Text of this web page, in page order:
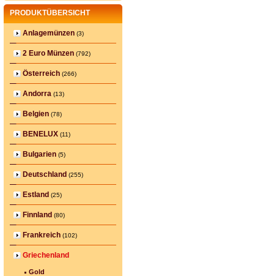
PRODUKTÜBERSICHT
Anlagemünzen (3)
2 Euro Münzen (792)
Österreich (266)
Andorra (13)
Belgien (78)
BENELUX (11)
Bulgarien (5)
Deutschland (255)
Estland (25)
Finnland (80)
Frankreich (102)
Griechenland
Gold